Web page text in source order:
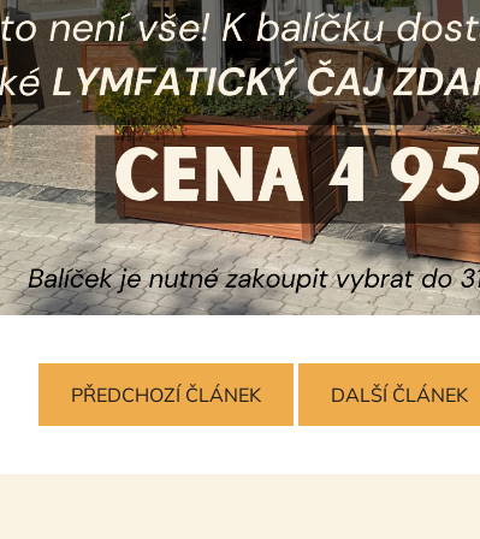
PŘEDCHOZÍ ČLÁNEK DALŠÍ ČLÁNEK